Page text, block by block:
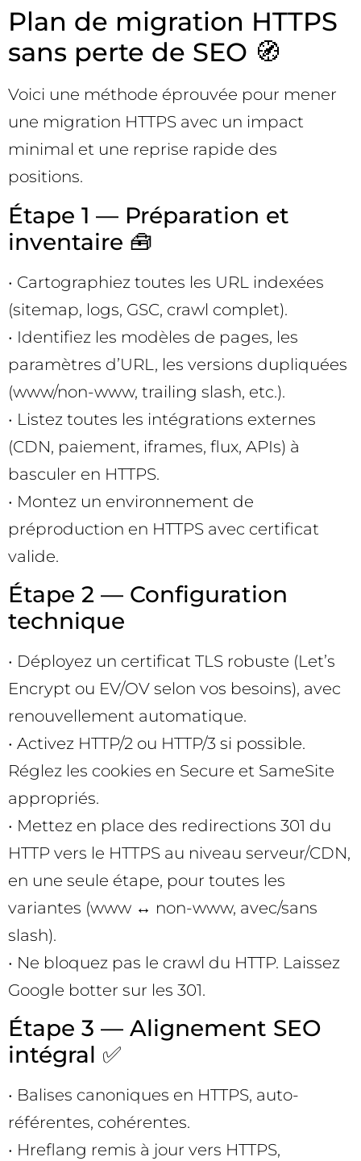
Plan de migration HTTPS
sans perte de SEO 🧭
Voici une méthode éprouvée pour mener
une migration HTTPS avec un impact
minimal et une reprise rapide des
positions.
Étape 1 — Préparation et
inventaire 🧰
• Cartographiez toutes les URL indexées
(sitemap, logs, GSC, crawl complet).
• Identifiez les modèles de pages, les
paramètres d’URL, les versions dupliquées
(www/non-www, trailing slash, etc.).
• Listez toutes les intégrations externes
(CDN, paiement, iframes, flux, APIs) à
basculer en HTTPS.
• Montez un environnement de
préproduction en HTTPS avec certificat
valide.
Étape 2 — Configuration
technique
• Déployez un certificat TLS robuste (Let’s
Encrypt ou EV/OV selon vos besoins), avec
renouvellement automatique.
• Activez HTTP/2 ou HTTP/3 si possible.
Réglez les cookies en Secure et SameSite
appropriés.
• Mettez en place des redirections 301 du
HTTP vers le HTTPS au niveau serveur/CDN,
en une seule étape, pour toutes les
variantes (www ↔ non-www, avec/sans
slash).
• Ne bloquez pas le crawl du HTTP. Laissez
Google botter sur les 301.
Étape 3 — Alignement SEO
intégral ✅
• Balises canoniques en HTTPS, auto-
référentes, cohérentes.
• Hreflang remis à jour vers HTTPS,